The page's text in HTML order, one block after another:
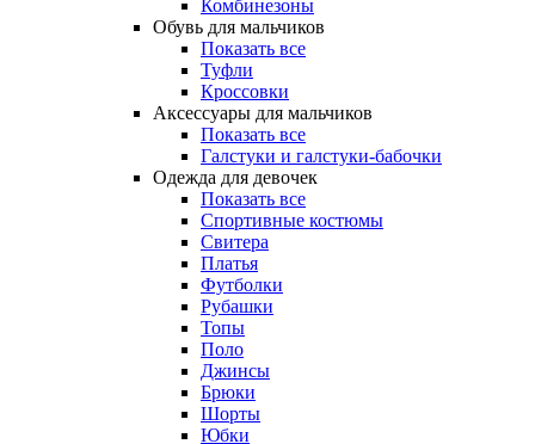
Комбинезоны
Обувь для мальчиков
Показать все
Туфли
Кроссовки
Аксессуары для мальчиков
Показать все
Галстуки и галстуки-бабочки
Одежда для девочек
Показать все
Спортивные костюмы
Свитера
Платья
Футболки
Рубашки
Топы
Поло
Джинсы
Брюки
Шорты
Юбки